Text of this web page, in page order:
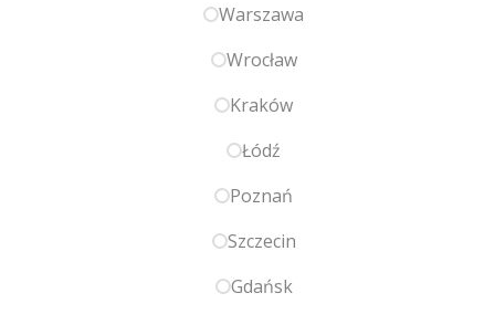
Warszawa
Wrocław
Kraków
Łódź
Poznań
Szczecin
Gdańsk